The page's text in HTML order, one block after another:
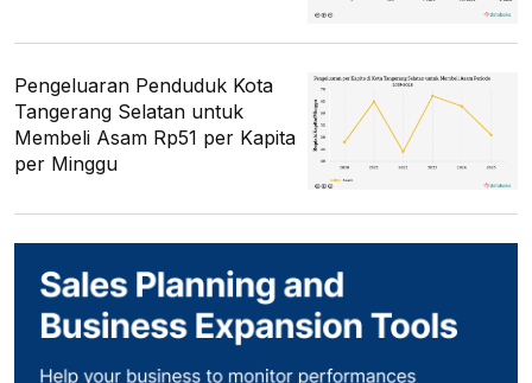
Pengeluaran Penduduk Kota
Tangerang Selatan untuk
Membeli Asam Rp51 per Kapita
per Minggu